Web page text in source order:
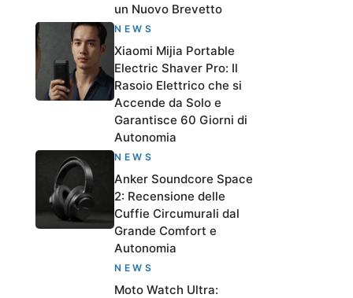
un Nuovo Brevetto
NEWS
Xiaomi Mijia Portable
Electric Shaver Pro: Il
Rasoio Elettrico che si
Accende da Solo e
Garantisce 60 Giorni di
Autonomia
NEWS
Anker Soundcore Space
2: Recensione delle
Cuffie Circumurali dal
Grande Comfort e
Autonomia
NEWS
Moto Watch Ultra: